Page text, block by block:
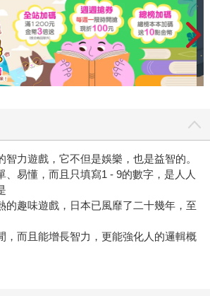
力遊戲，它不但是娛樂，也是益智的。
易懂，而且只填寫1 - 9的數字，是人人
的趣味遊戲，日本已風靡了二十幾年，至
而且能增長智力，更能強化人的邏輯概